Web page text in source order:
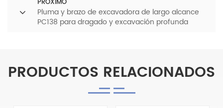
PRÓXIMO
Pluma y brazo de excavadora de largo alcance
PC138 para dragado y excavación profunda
PRODUCTOS RELACIONADOS